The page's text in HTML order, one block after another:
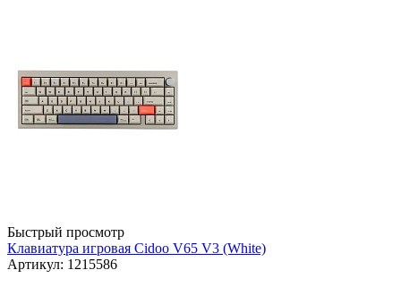
Быстрый просмотр
Клавиатура игровая Cidoo V65 V3 (White)
Артикул: 1215586